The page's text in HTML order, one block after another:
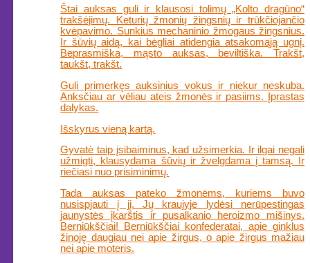
Štai auksas guli ir klausosi tolimų „Kolto dragūno“
trakšėjimų. Keturių žmonių žingsnių ir trūkčiojančio
kvėpavimo. Sunkius mechaninio žmogaus žingsnius.
Ir šūvių aidą, kai bėgliai atidengia atsakomąją ugnį.
Beprasmiška, mąsto auksas, beviltiška. Trakšt,
taukšt, trakšt.
Guli primerkęs auksinius vokus ir niekur neskuba.
Anksčiau ar vėliau ateis žmonės ir pasiims. Įprastas
dalykas.
Išskyrus vieną kartą.
Gyvatė taip įsibaiminus, kad užsimerkia. Ir ilgai negali
užmigti, klausydama šūvių ir žvelgdama į tamsą. Ir
riečiasi nuo prisiminimų.
Tada auksas pateko žmonėms, kuriems buvo
nusispjauti į jį. Jų kraujyje lydėsi nerūpestingas
jaunystės įkarštis ir pusalkanio heroizmo mišinys.
Berniūkščiai! Berniūkščiai konfederatai, apie ginklus
žinoję daugiau nei apie žirgus, o apie žirgus mažiau
nei apie moteris.